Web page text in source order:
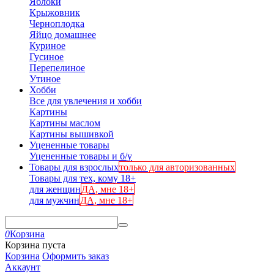
Крыжовник
Черноплодка
Яйцо домашнее
Куриное
Гусиное
Перепелиное
Утиное
Хобби
Все для увлечения и хобби
Картины
Картины маслом
Картины вышивкой
Уцененные товары
Уцененные товары и б/у
Товары для взрослыхтолько для авторизованных
Товары для тех, кому 18+
для женщинДА, мне 18+
для мужчинДА, мне 18+
0Корзина
Корзина пуста
Корзина Оформить заказ
Аккаунт